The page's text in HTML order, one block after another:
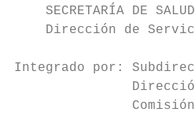
SECRETARÍA DE
Dirección de
Integrado por: